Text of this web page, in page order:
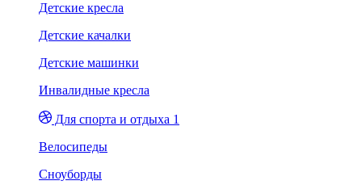
Детские кресла
Детские качалки
Детские машинки
Инвалидные кресла
Для спорта и отдыха 1
Велосипеды
Сноуборды